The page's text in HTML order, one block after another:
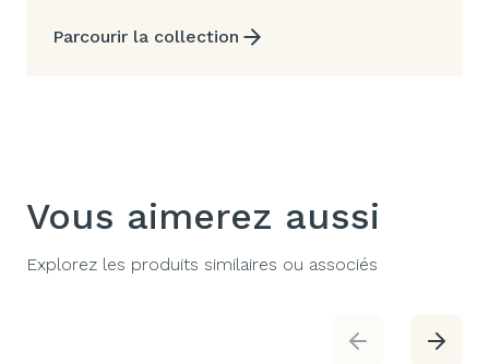
Parcourir la collection
Vous aimerez aussi
Explorez les produits similaires ou associés